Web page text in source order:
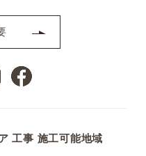
工事 施工可能地域